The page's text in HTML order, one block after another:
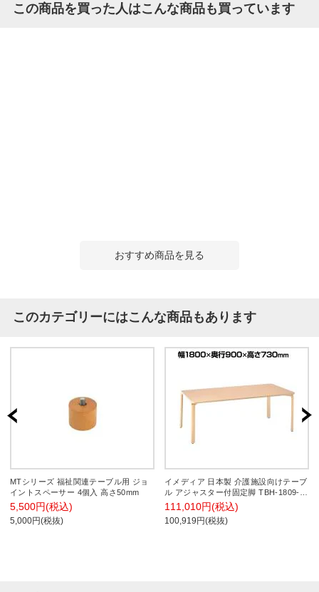
この商品を買った人はこんな商品も買っています
おすすめ商品を見る
このカテゴリーにはこんな商品もあります
MTシリーズ 福祉関連テーブル用 ジョ
イントスペーサー 4個入 高さ50mm
5,500円(税込)
5,000円(税抜)
イメディア 日本製 介護施設向けテーブ
ル アジャスター付固定脚 TBH-1809-
FBE 天板表裏メラミン樹脂仕上げ 幅
1800×奥行900×高さ730mm
111,010円(税込)
100,919円(税抜)